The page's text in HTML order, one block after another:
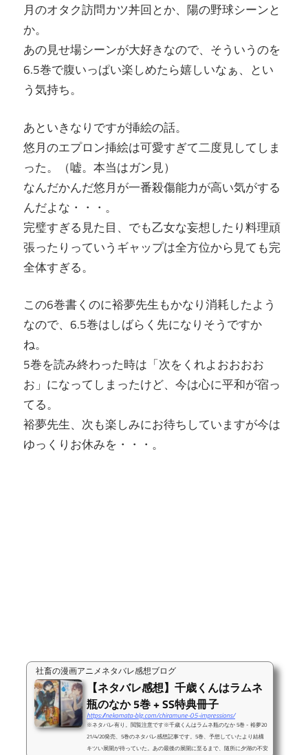
月のオタク訪問カツ丼回とか、陽の野球シーンと
か。
あの見せ場シーンが大好きなので、そういうのを
6.5巻で腹いっぱい楽しめたら嬉しいなぁ、とい
う気持ち。
あといきなりですが挿絵の話。
悠月のエプロン挿絵は可愛すぎて二度見してしま
った。（嘘。本当はガン見）
なんだかんだ悠月が一番殺傷能力が高い気がする
んだよな・・・。
完璧すぎる見た目、でも乙女な妄想したり料理頑
張ったりっていうギャップは全方位から見ても完
全体すぎる。
この6巻書くのに裕夢先生もかなり消耗したよう
なので、6.5巻はしばらく先になりそうですか
ね。
5巻を読み終わった時は「次をくれよおおおお
お」になってしまったけど、今は心に平和が宿っ
てる。
裕夢先生、次も楽しみにお待ちしていますが今は
ゆっくりお休みを・・・。
社畜の漫画アニメネタバレ感想ブログ
【ネタバレ感想】千歳くんはラムネ
瓶のなか 5巻 + SS特典冊子
https://nekomata-blg.com/chiramune-05-impressions/
※ネタバレ有り。閲覧注意です※千歳くんはラムネ瓶のなか 5巻 - 裕夢20
21/4/20発売、5巻のネタバレ感想記事です。5巻、予想していたより結構
キツい展開が待っていた。あの最後の展開に至るまで、随所に夕湖の不安